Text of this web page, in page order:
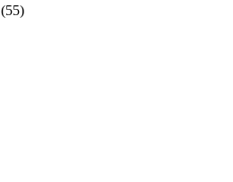
(55)